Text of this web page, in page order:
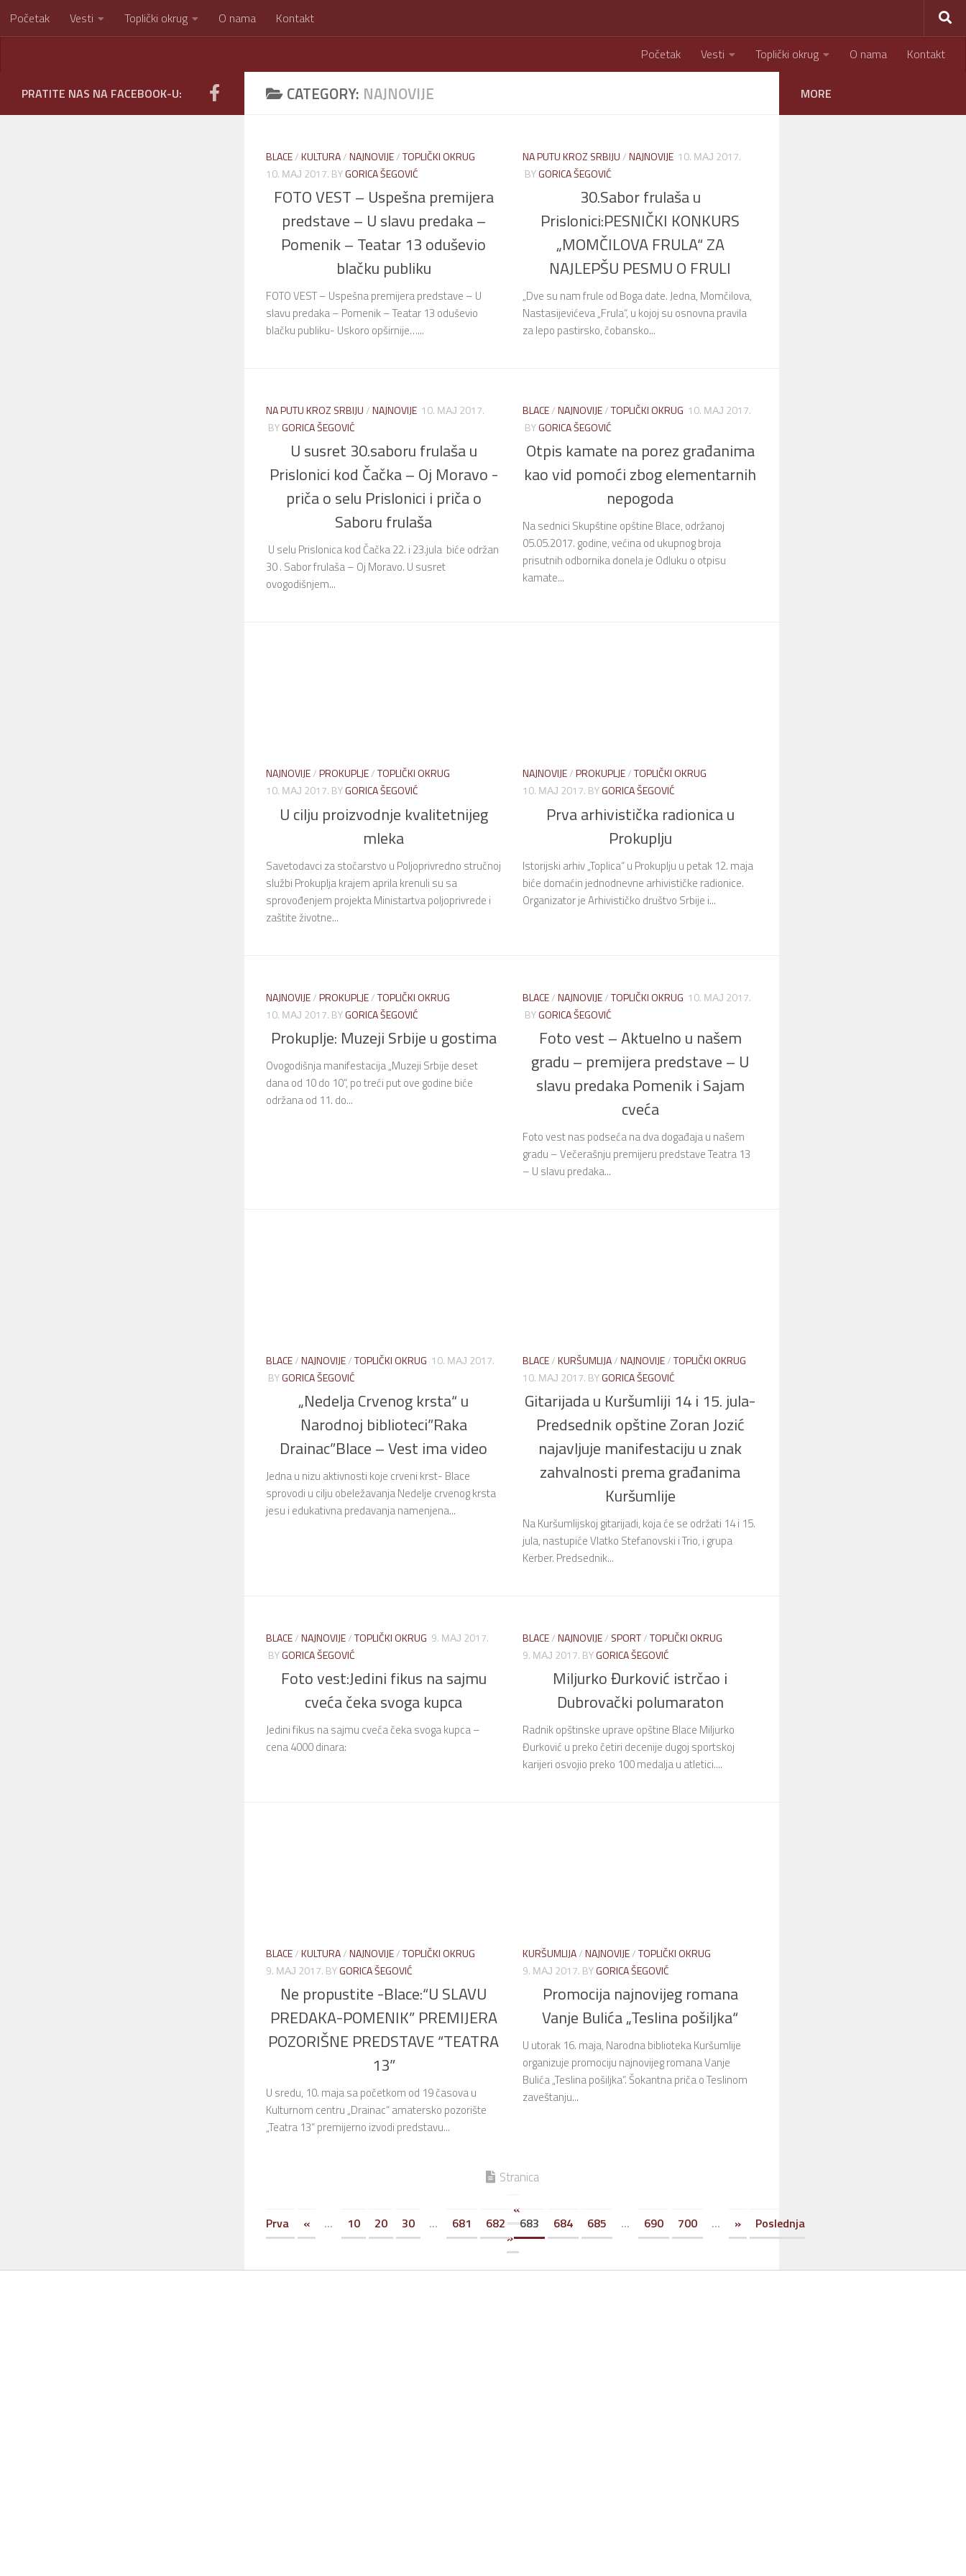
Skip to content
Početak Vesti Toplički okrug O nama Kontakt
Početak Vesti Toplički okrug O nama Kontakt
CATEGORY: NAJNOVIJE
BLACE/KULTURA/NAJNOVIJE/TOPLIČKI OKRUG
10. МАЈ 2017. BYGORICA ŠEGOVIĆ
FOTO VEST – Uspešna premijera
predstave – U slavu predaka –
Pomenik – Teatar 13 oduševio
blačku publiku
FOTO VEST – Uspešna premijera predstave – U
slavu predaka – Pomenik – Teatar 13 oduševio
blačku publiku- Uskoro opširnije…...
NA PUTU KROZ SRBIJU/NAJNOVIJE 10. МАЈ 2017.
BYGORICA ŠEGOVIĆ
30.Sabor frulaša u
Prislonici:PESNIČKI KONKURS
„MOMČILOVA FRULA“ ZA
NAJLEPŠU PESMU O FRULI
„Dve su nam frule od Boga date. Jedna, Momčilova,
Nastasijevićeva „Frula“, u kojoj su osnovna pravila
za lepo pastirsko, čobansko...
NA PUTU KROZ SRBIJU/NAJNOVIJE 10. МАЈ 2017.
BYGORICA ŠEGOVIĆ
U susret 30.saboru frulaša u
Prislonici kod Čačka – Oj Moravo -
priča o selu Prislonici i priča o
Saboru frulaša
U selu Prislonica kod Čačka 22. i 23.jula biće održan
30 . Sabor frulaša – Oj Moravo. U susret
ovogodišnjem...
BLACE/NAJNOVIJE/TOPLIČKI OKRUG 10. МАЈ 2017.
BYGORICA ŠEGOVIĆ
Otpis kamate na porez građanima
kao vid pomoći zbog elementarnih
nepogoda
Na sednici Skupštine opštine Blace, održanoj
05.05.2017. godine, većina od ukupnog broja
prisutnih odbornika donela je Odluku o otpisu
kamate...
NAJNOVIJE/PROKUPLJE/TOPLIČKI OKRUG
10. МАЈ 2017. BYGORICA ŠEGOVIĆ
U cilju proizvodnje kvalitetnijeg
mleka
Savetodavci za stočarstvo u Poljoprivredno stručnoj
službi Prokuplja krajem aprila krenuli su sa
sprovođenjem projekta Ministartva poljoprivrede i
zaštite životne...
NAJNOVIJE/PROKUPLJE/TOPLIČKI OKRUG
10. МАЈ 2017. BYGORICA ŠEGOVIĆ
Prva arhivistička radionica u
Prokuplju
Istorijski arhiv „Toplica“ u Prokuplju u petak 12. maja
biće domaćin jednodnevne arhivističke radionice.
Organizator je Arhivističko društvo Srbije i...
NAJNOVIJE/PROKUPLJE/TOPLIČKI OKRUG
10. МАЈ 2017. BYGORICA ŠEGOVIĆ
Prokuplje: Muzeji Srbije u gostima
Ovogodišnja manifestacija „Muzeji Srbije deset
dana od 10 do 10“, po treći put ove godine biće
održana od 11. do...
BLACE/NAJNOVIJE/TOPLIČKI OKRUG 10. МАЈ 2017.
BYGORICA ŠEGOVIĆ
Foto vest – Aktuelno u našem
gradu – premijera predstave – U
slavu predaka Pomenik i Sajam
cveća
Foto vest nas podseća na dva događaja u našem
gradu – Večerašnju premijeru predstave Teatra 13
– U slavu predaka...
BLACE/NAJNOVIJE/TOPLIČKI OKRUG 10. МАЈ 2017.
BYGORICA ŠEGOVIĆ
„Nedelja Crvenog krsta“ u
Narodnoj biblioteci”Raka
Drainac”Blace – Vest ima video
Jedna u nizu aktivnosti koje crveni krst- Blace
sprovodi u cilju obeležavanja Nedelje crvenog krsta
jesu i edukativna predavanja namenjena...
BLACE/KURŠUMLIJA/NAJNOVIJE/TOPLIČKI OKRUG
10. МАЈ 2017. BYGORICA ŠEGOVIĆ
Gitarijada u Kuršumliji 14 i 15. jula-
Predsednik opštine Zoran Jozić
najavljuje manifestaciju u znak
zahvalnosti prema građanima
Kuršumlije
Na Kuršumlijskoj gitarijadi, koja će se održati 14 i 15.
jula, nastupiće Vlatko Stefanovski i Trio, i grupa
Kerber. Predsednik...
BLACE/NAJNOVIJE/TOPLIČKI OKRUG 9. МАЈ 2017.
BYGORICA ŠEGOVIĆ
Foto vest:Jedini fikus na sajmu
cveća čeka svoga kupca
Jedini fikus na sajmu cveća čeka svoga kupca –
cena 4000 dinara:
BLACE/NAJNOVIJE/ SPORT/TOPLIČKI OKRUG
9. МАЈ 2017. BYGORICA ŠEGOVIĆ
Miljurko Đurković istrčao i
Dubrovački polumaraton
Radnik opštinske uprave opštine Blace Miljurko
Đurković u preko četiri decenije dugoj sportskoj
karijeri osvojio preko 100 medalja u atletici....
BLACE/KULTURA/NAJNOVIJE/TOPLIČKI OKRUG
9. МАЈ 2017. BYGORICA ŠEGOVIĆ
Ne propustite -Blace:“U SLAVU
PREDAKA-POMENIK” PREMIJERA
POZORIŠNE PREDSTAVE “TEATRA
13”
U sredu, 10. maja sa početkom od 19 časova u
Kulturnom centru „Drainac“ amatersko pozorište
„Teatra 13“ premijerno izvodi predstavu...
KURŠUMLIJA/NAJNOVIJE/TOPLIČKI OKRUG
9. МАЈ 2017. BYGORICA ŠEGOVIĆ
Promocija najnovijeg romana
Vanje Bulića „Teslina pošiljka“
U utorak 16. maja, Narodna biblioteka Kuršumlije
organizuje promociju najnovijeg romana Vanje
Bulića „Teslina pošiljka“. Šokantna priča o Teslinom
zaveštanju...
Stranica
«
Prva
« ... 10 20 30 ... 681 682 683 684 685 ... 690 700 ... »
Poslednja
»
PRATITE NAS NA FACEBOOK-U: MORE